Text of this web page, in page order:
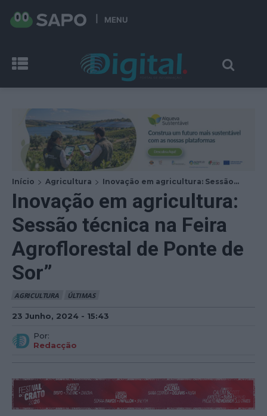
MENU
Início Agricultura Inovação em agricultura: Sessão...
Inovação em agricultura:
Sessão técnica na Feira
Agroflorestal de Ponte de
Sor”
AGRICULTURA ÚLTIMAS
23 Junho, 2024 - 15:43
Por:
Redacção